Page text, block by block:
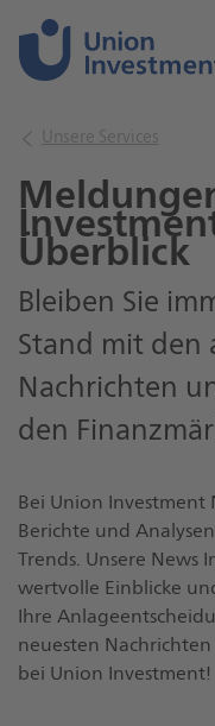
Inhalt
Unsere Services
Überblick
Bleiben Sie
Stand mit den
Nachrichten
den
Bei Union Investment
Berichte und
Trends. Unsere News
wertvolle Einblicke
Ihre
neuesten
bei Union Investment!